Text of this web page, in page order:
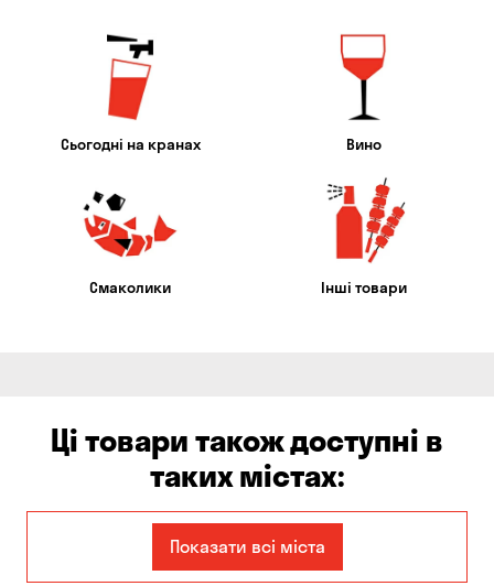
Сьогодні на кранах Вино
Смаколики Інші товари
Ці товари також доступні в
таких містах:
ЄлизаветівкаПоказати всі міста